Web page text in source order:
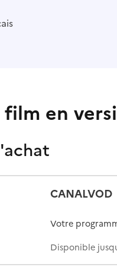
film en
CANALVOD
Votre
Disponible